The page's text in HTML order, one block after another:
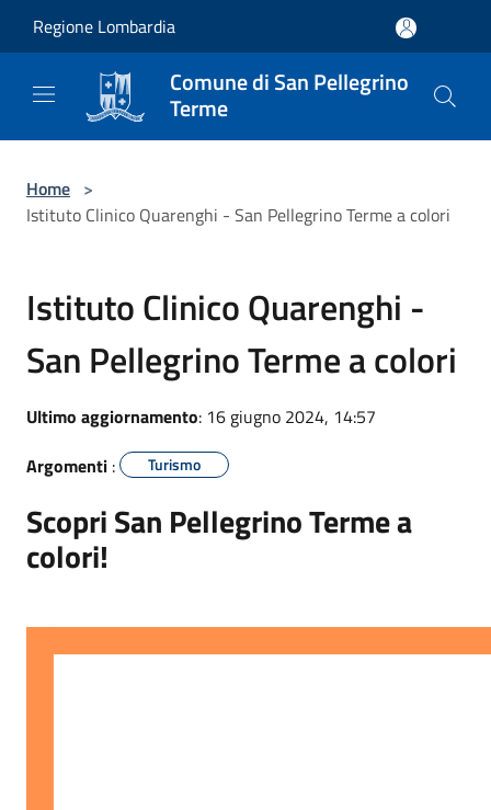
Regione Lombardia
Comune di San Pellegrino
Terme
Home >
Istituto Clinico Quarenghi - San Pellegrino Terme a colori
Istituto Clinico Quarenghi -
San Pellegrino Terme a colori
Ultimo aggiornamento: 16 giugno 2024, 14:57
Argomenti : Turismo
Scopri San Pellegrino Terme a
colori!